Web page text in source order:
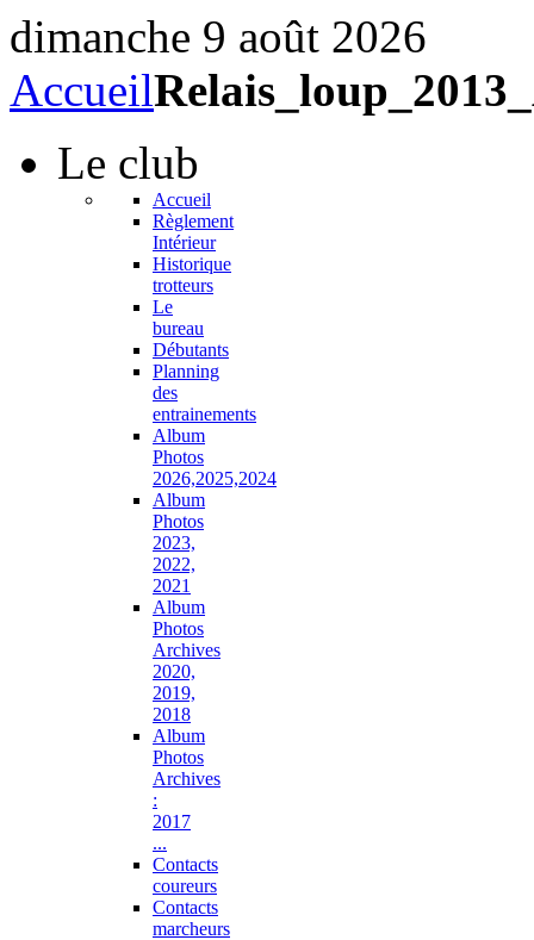
dimanche 9 août 2026
Accueil
Le club
Accueil
Règlement
Intérieur
Historique
trotteurs
Le
bureau
Débutants
Planning
des
entrainements
Album
Photos
2026,2025,2024
Album
Photos
2023,
2022,
2021
Album
Photos
Archives
2020,
2019,
2018
Album
Photos
Archives
:
2017
...
Contacts
coureurs
Contacts
marcheurs